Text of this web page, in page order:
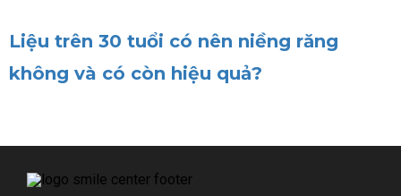
Liệu trên 30 tuổi có nên niềng răng
không và có còn hiệu quả?